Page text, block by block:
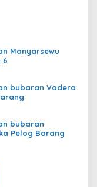
Manyarsewu
6
bubaran Vadera
bubaran
Pelog Barang